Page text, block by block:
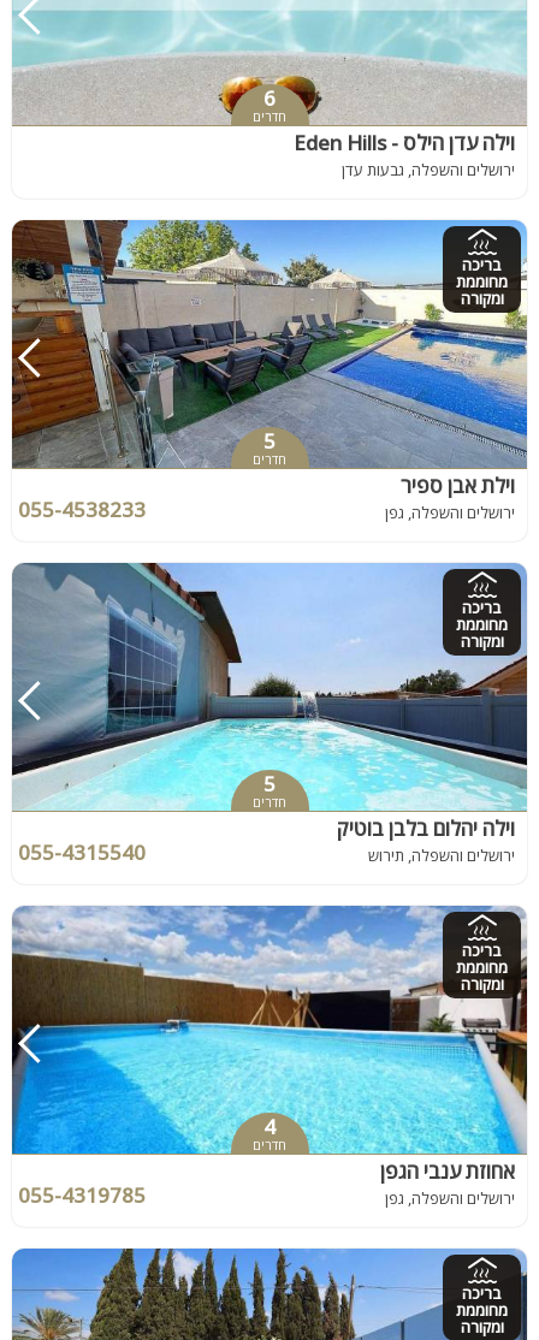
6
חדרים
וילה עדן הילס - Eden Hills
ירושלים והשפלה, גבעות עדן
בריכה
מחוממת
ומקורה
5
חדרים
וילת אבן ספיר
ירושלים והשפלה, גפן 055-4538233
בריכה
מחוממת
ומקורה
5
חדרים
וילה יהלום בלבן בוטיק
ירושלים והשפלה, תירוש 055-4315540
בריכה
מחוממת
ומקורה
4
חדרים
אחוזת ענבי הגפן
ירושלים והשפלה, גפן 055-4319785
בריכה
מחוממת
ומקורה